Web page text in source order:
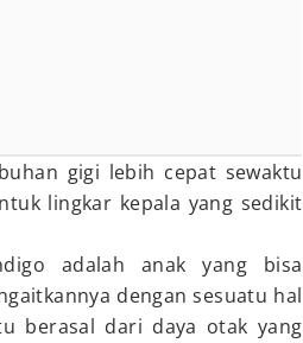
gigi lebih cepat sewaktu
lingkar kepala yang sedikit
adalah anak yang bisa
dengan sesuatu hal
berasal dari daya otak yang